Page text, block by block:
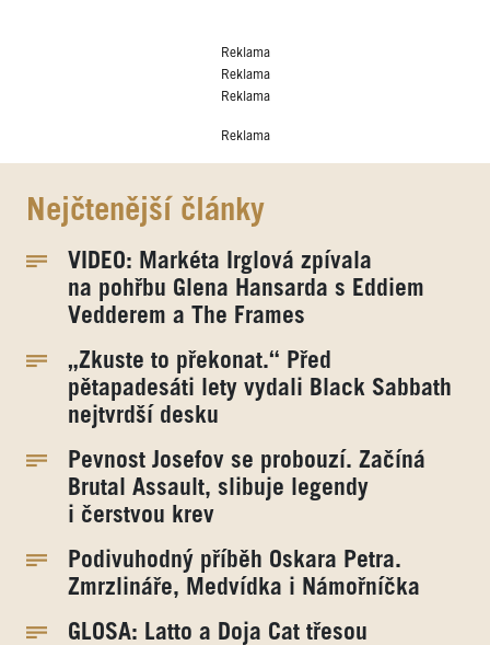
Reklama
Reklama
Reklama
Reklama
Nejčtenější články
VIDEO: Markéta Irglová zpívala
na pohřbu Glena Hansarda s Eddiem
Vedderem a The Frames
„Zkuste to překonat.“ Před
pětapadesáti lety vydali Black Sabbath
nejtvrdší desku
Pevnost Josefov se probouzí. Začíná
Brutal Assault, slibuje legendy
i čerstvou krev
Podivuhodný příběh Oskara Petra.
Zmrzlináře, Medvídka i Námořníčka
GLOSA: Latto a Doja Cat třesou